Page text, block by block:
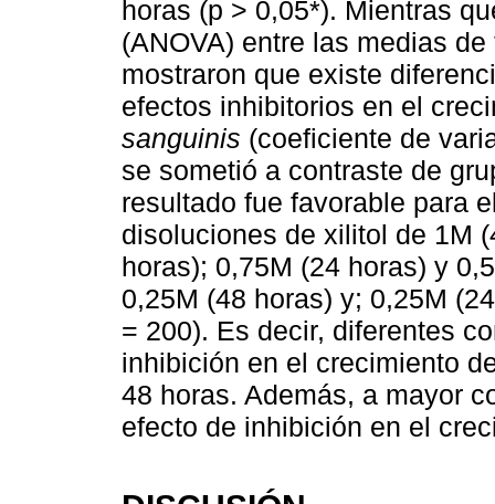
horas (p > 0,05*). Mientras
(ANOVA) entre las medias
mostraron que existe
efectos inhibitorios en el
sanguinis (coeficiente de
se sometió a contraste de
resultado fue favorable para
disoluciones de xilitol de 1M
horas); 0,75M (24 horas) y
0,25M (48 horas) y; 0,25M
= 200). Es decir, diferentes
inhibición en el crecimiento
48 horas. Además, a mayor
efecto de inhibición en el